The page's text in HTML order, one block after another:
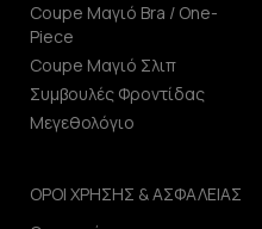
Coupe Μαγιό Bra / One-
Piece
Coupe Μαγιό Σλιπ
Συμβουλές Φροντίδας
Μεγεθολόγιο
ΟΡΟΙ ΧΡΗΣΗΣ & ΑΣΦΑΛΕΙΑΣ